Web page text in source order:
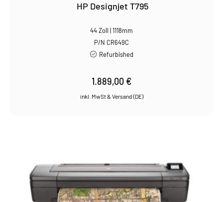
HP Designjet T795
44 Zoll | 1118mm
P/N CR649C
Refurbished
1.889,00 €